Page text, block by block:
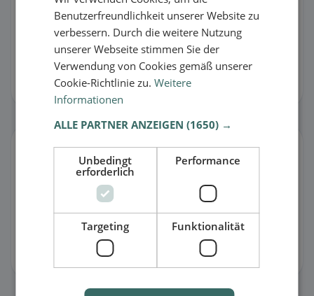
App herunterladen
Alle Angaben ohne Gewähr. Die Inhalte stammen von Google, Nutzer-
Feedback oder den Restaurants selbst und können Fehler enthalten.
Bitte nutzen Sie die Meldefunktion bei Unstimmigkeiten.
Stimmt etwas nicht oder bist du der Besitzer?
🏪 Eintrag kostenlos übernehmen
Benutzerfreundlichkeit unserer Website zu
verbessern. Durch die weitere Nutzung
unserer Webseite stimmen Sie der
Verwendung von Cookies gemäß unserer
Cookie-Richtlinie zu.Weitere
Informationen
ALLE PARTNER ANZEIGEN(1650) →
Unbedingt
erforderlich
Performance
Targeting Funktionalität